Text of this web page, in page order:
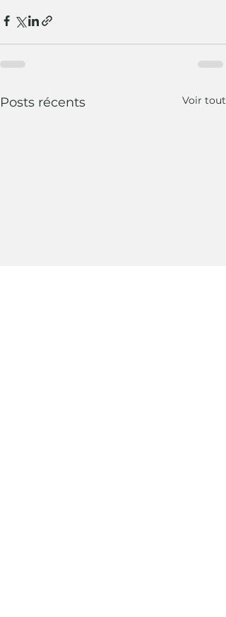
Posts récents Voir tout